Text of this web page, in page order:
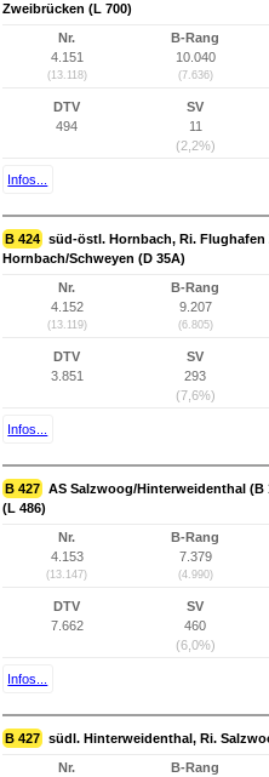
Zweibrücken (L 700)
Nr.
4.151
(13.118)
B-Rang
10.040
(7.636)
DTV
494
SV
11
(2,2%)
Infos...
B 424 süd-östl. Hornbach, Ri.
Hornbach/Schweyen (D 35A)
Nr.
4.152
(13.119)
B-Rang
9.207
(6.805)
DTV
3.851
SV
293
(7,6%)
Infos...
B 427 AS Salzwoog/Hinterweidenthal
(L 486)
Nr.
4.153
(13.147)
B-Rang
7.379
(4.990)
DTV
7.662
SV
460
(6,0%)
Infos...
B 427 südl. Hinterweidenthal, Ri.
Nr.
B-Rang